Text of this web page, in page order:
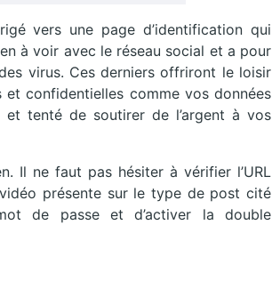
vers une page d’identification qui
à voir avec le réseau social et a pour
virus. Ces derniers offriront le loisir
et confidentielles comme vos données
et tenté de soutirer de l’argent à vos
Il ne faut pas hésiter à vérifier l’URL
présente sur le type de post cité
de passe et d’activer la double